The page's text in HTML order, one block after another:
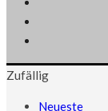
Zufällig
Neueste